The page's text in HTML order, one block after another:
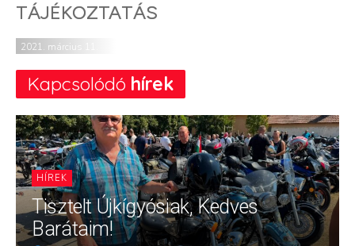
TÁJÉKOZTATÁS
2021. március 11.
Kapcsolódó hírek
HÍREK
Tisztelt Újkígyósiak, Kedves
Barátaim!